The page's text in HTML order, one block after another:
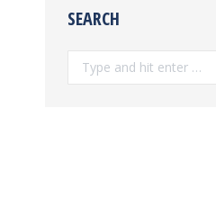
SEARCH
Search: